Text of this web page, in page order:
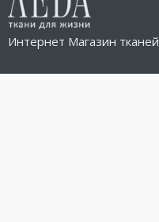
Интернет Магазин тканей